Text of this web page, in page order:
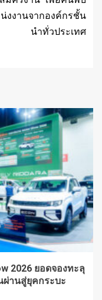
งงานจากองค์กรชั้น
นำทั่วประเทศ
2026 ยอดจองทะลุ
ผ่านสู่ยุคกระบะ